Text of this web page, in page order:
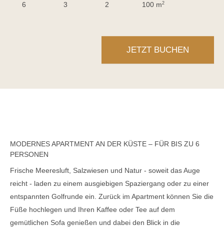
6 3 2 100 m2
JETZT BUCHEN
MODERNES APARTMENT AN DER KÜSTE – FÜR BIS ZU 6
PERSONEN
Frische Meeresluft, Salzwiesen und Natur - soweit das Auge
reicht - laden zu einem ausgiebigen Spaziergang oder zu einer
entspannten Golfrunde ein. Zurück im Apartment können Sie die
Füße hochlegen und Ihren Kaffee oder Tee auf dem
gemütlichen Sofa genießen und dabei den Blick in die